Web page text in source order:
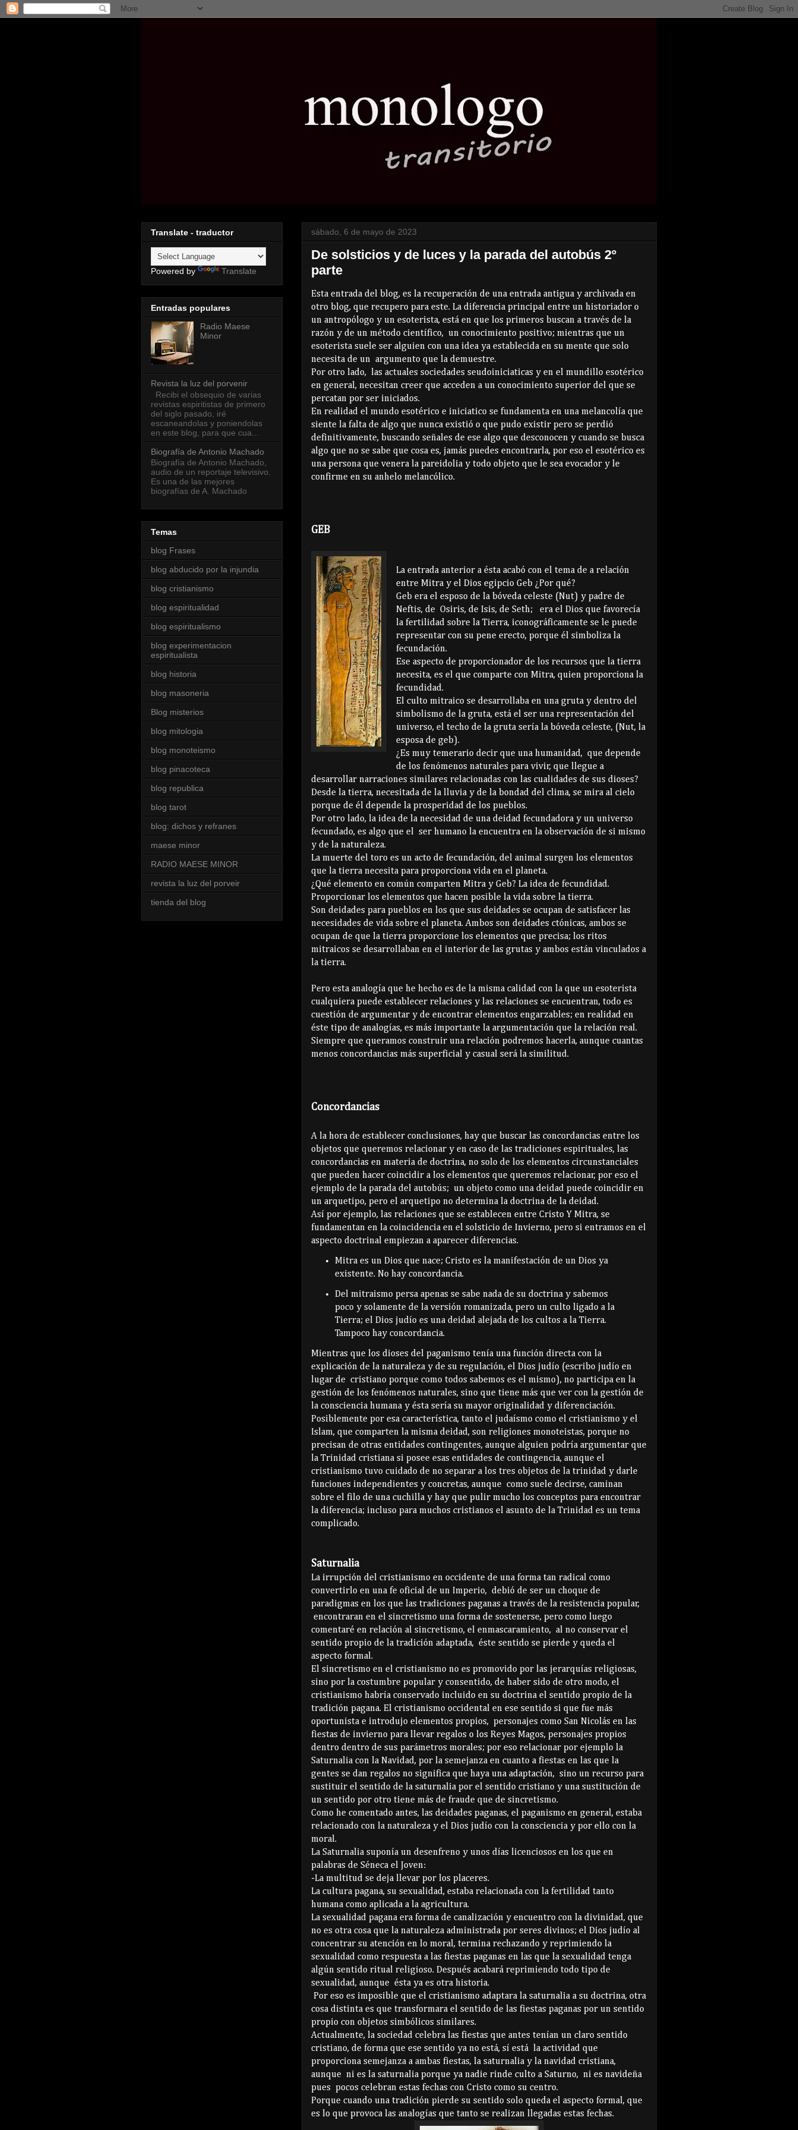
sábado, 6 de mayo de 2023
De solsticios y de luces y la parada del autobús 2º
parte
Esta entrada del blog, es la recuperación de una entrada antigua y archivada en
otro blog, que recupero para este. La diferencia principal entre un historiador o
un antropólogo y un esoterista, está en que los primeros buscan a través de la
razón y de un método científico, un conocimiento positivo; mientras que un
esoterista suele ser alguien con una idea ya establecida en su mente que solo
necesita de un argumento que la demuestre.
Por otro lado, las actuales sociedades seudoiniciaticas y en el mundillo esotérico
en general, necesitan creer que acceden a un conocimiento superior del que se
percatan por ser iniciados.
En realidad el mundo esotérico e iniciatico se fundamenta en una melancolía que
siente la falta de algo que nunca existió o que pudo existir pero se perdió
definitivamente, buscando señales de ese algo que desconocen y cuando se busca
algo que no se sabe que cosa es, jamás puedes encontrarla, por eso el esotérico es
una persona que venera la pareidolia y todo objeto que le sea evocador y le
confirme en su anhelo melancólico.
GEB
La entrada anterior a ésta acabó con el tema de a relación
entre Mitra y el Dios egipcio Geb ¿Por qué?
Geb era el esposo de la bóveda celeste (Nut) y padre de
Neftis, de Osiris, de Isis, de Seth; era el Dios que favorecía
la fertilidad sobre la Tierra, iconográficamente se le puede
representar con su pene erecto, porque él simboliza la
fecundación.
Ese aspecto de proporcionador de los recursos que la tierra
necesita, es el que comparte con Mitra, quien proporciona la
fecundidad.
El culto mitraico se desarrollaba en una gruta y dentro del
simbolismo de la gruta, está el ser una representación del
universo, el techo de la gruta sería la bóveda celeste, (Nut, la
esposa de geb).
¿Es muy temerario decir que una humanidad, que depende
de los fenómenos naturales para vivir, que llegue a
desarrollar narraciones similares relacionadas con las cualidades de sus dioses?
Desde la tierra, necesitada de la lluvia y de la bondad del clima, se mira al cielo
porque de él depende la prosperidad de los pueblos.
Por otro lado, la idea de la necesidad de una deidad fecundadora y un universo
fecundado, es algo que el ser humano la encuentra en la observación de si mismo
y de la naturaleza.
La muerte del toro es un acto de fecundación, del animal surgen los elementos
que la tierra necesita para proporciona vida en el planeta.
¿Qué elemento en común comparten Mitra y Geb? La idea de fecundidad.
Proporcionar los elementos que hacen posible la vida sobre la tierra.
Son deidades para pueblos en los que sus deidades se ocupan de satisfacer las
necesidades de vida sobre el planeta. Ambos son deidades ctónicas, ambos se
ocupan de que la tierra proporcione los elementos que precisa; los ritos
mitraicos se desarrollaban en el interior de las grutas y ambos están vinculados a
la tierra.
Pero esta analogía que he hecho es de la misma calidad con la que un esoterista
cualquiera puede establecer relaciones y las relaciones se encuentran, todo es
cuestión de argumentar y de encontrar elementos engarzables; en realidad en
éste tipo de analogías, es más importante la argumentación que la relación real.
Siempre que queramos construir una relación podremos hacerla, aunque cuantas
menos concordancias más superficial y casual será la similitud.
Concordancias
A la hora de establecer conclusiones, hay que buscar las concordancias entre los
objetos que queremos relacionar y en caso de las tradiciones espirituales, las
concordancias en materia de doctrina, no solo de los elementos circunstanciales
que pueden hacer coincidir a los elementos que queremos relacionar, por eso el
ejemplo de la parada del autobús; un objeto como una deidad puede coincidir en
un arquetipo, pero el arquetipo no determina la doctrina de la deidad.
Así por ejemplo, las relaciones que se establecen entre Cristo Y Mitra, se
fundamentan en la coincidencia en el solsticio de Invierno, pero si entramos en el
aspecto doctrinal empiezan a aparecer diferencias.
Mitra es un Dios que nace; Cristo es la manifestación de un Dios ya
existente. No hay concordancia.
Del mitraismo persa apenas se sabe nada de su doctrina y sabemos
poco y solamente de la versión romanizada, pero un culto ligado a la
Tierra; el Dios judío es una deidad alejada de los cultos a la Tierra.
Tampoco hay concordancia.
Mientras que los dioses del paganismo tenía una función directa con la
explicación de la naturaleza y de su regulación, el Dios judío (escribo judío en
lugar de cristiano porque como todos sabemos es el mismo), no participa en la
gestión de los fenómenos naturales, sino que tiene más que ver con la gestión de
la consciencia humana y ésta sería su mayor originalidad y diferenciación.
Posiblemente por esa característica, tanto el judaísmo como el cristianismo y el
Islam, que comparten la misma deidad, son religiones monoteistas, porque no
precisan de otras entidades contingentes, aunque alguien podría argumentar que
la Trinidad cristiana si posee esas entidades de contingencia, aunque el
cristianismo tuvo cuidado de no separar a los tres objetos de la trinidad y darle
funciones independientes y concretas, aunque como suele decirse, caminan
sobre el filo de una cuchilla y hay que pulir mucho los conceptos para encontrar
la diferencia; incluso para muchos cristianos el asunto de la Trinidad es un tema
complicado.
Saturnalia
La irrupción del cristianismo en occidente de una forma tan radical como
convertirlo en una fe oficial de un Imperio, debió de ser un choque de
paradigmas en los que las tradiciones paganas a través de la resistencia popular,
encontraran en el sincretismo una forma de sostenerse, pero como luego
comentaré en relación al sincretismo, el enmascaramiento, al no conservar el
sentido propio de la tradición adaptada, éste sentido se pierde y queda el
aspecto formal.
El sincretismo en el cristianismo no es promovido por las jerarquías religiosas,
sino por la costumbre popular y consentido, de haber sido de otro modo, el
cristianismo habría conservado incluido en su doctrina el sentido propio de la
tradición pagana. El cristianismo occidental en ese sentido si que fue más
oportunista e introdujo elementos propios, personajes como San Nicolás en las
fiestas de invierno para llevar regalos o los Reyes Magos, personajes propios
dentro dentro de sus parámetros morales; por eso relacionar por ejemplo la
Saturnalia con la Navidad, por la semejanza en cuanto a fiestas en las que la
gentes se dan regalos no significa que haya una adaptación, sino un recurso para
sustituir el sentido de la saturnalia por el sentido cristiano y una sustitución de
un sentido por otro tiene más de fraude que de sincretismo.
Como he comentado antes, las deidades paganas, el paganismo en general, estaba
relacionado con la naturaleza y el Dios judío con la consciencia y por ello con la
moral.
La Saturnalia suponía un desenfreno y unos días licenciosos en los que en
palabras de Séneca el Joven:
-La multitud se deja llevar por los placeres.
La cultura pagana, su sexualidad, estaba relacionada con la fertilidad tanto
humana como aplicada a la agricultura.
La sexualidad pagana era forma de canalización y encuentro con la divinidad, que
no es otra cosa que la naturaleza administrada por seres divinos; el Dios judío al
concentrar su atención en lo moral, termina rechazando y reprimiendo la
sexualidad como respuesta a las fiestas paganas en las que la sexualidad tenga
algún sentido ritual religioso. Después acabará reprimiendo todo tipo de
sexualidad, aunque ésta ya es otra historia.
Por eso es imposible que el cristianismo adaptara la saturnalia a su doctrina, otra
cosa distinta es que transformara el sentido de las fiestas paganas por un sentido
propio con objetos simbólicos similares.
Actualmente, la sociedad celebra las fiestas que antes tenían un claro sentido
cristiano, de forma que ese sentido ya no está, sí está la actividad que
proporciona semejanza a ambas fiestas, la saturnalia y la navidad cristiana,
aunque ni es la saturnalia porque ya nadie rinde culto a Saturno, ni es navideña
pues pocos celebran estas fechas con Cristo como su centro.
Porque cuando una tradición pierde su sentido solo queda el aspecto formal, que
es lo que provoca las analogías que tanto se realizan llegadas estas fechas.
Translate - traductor
Powered by Translate
Entradas populares
Radio Maese
Minor
Revista la luz del porvenir
Recibi el obsequio de varias
revistas espiritistas de primero
del siglo pasado, iré
escaneandolas y poniendolas
en este blog, para que cua...
Biografía de Antonio Machado
Biografía de Antonio Machado,
audio de un reportaje televisivo.
Es una de las mejores
biografías de A. Machado
Temas
blog Frases
blog abducido por la injundia
blog cristianismo
blog espiritualidad
blog espiritualismo
blog experimentacion
espiritualista
blog historia
blog masoneria
Blog misterios
blog mitologia
blog monoteismo
blog pinacoteca
blog republica
blog tarot
blog: dichos y refranes
maese minor
RADIO MAESE MINOR
revista la luz del porveir
tienda del blog